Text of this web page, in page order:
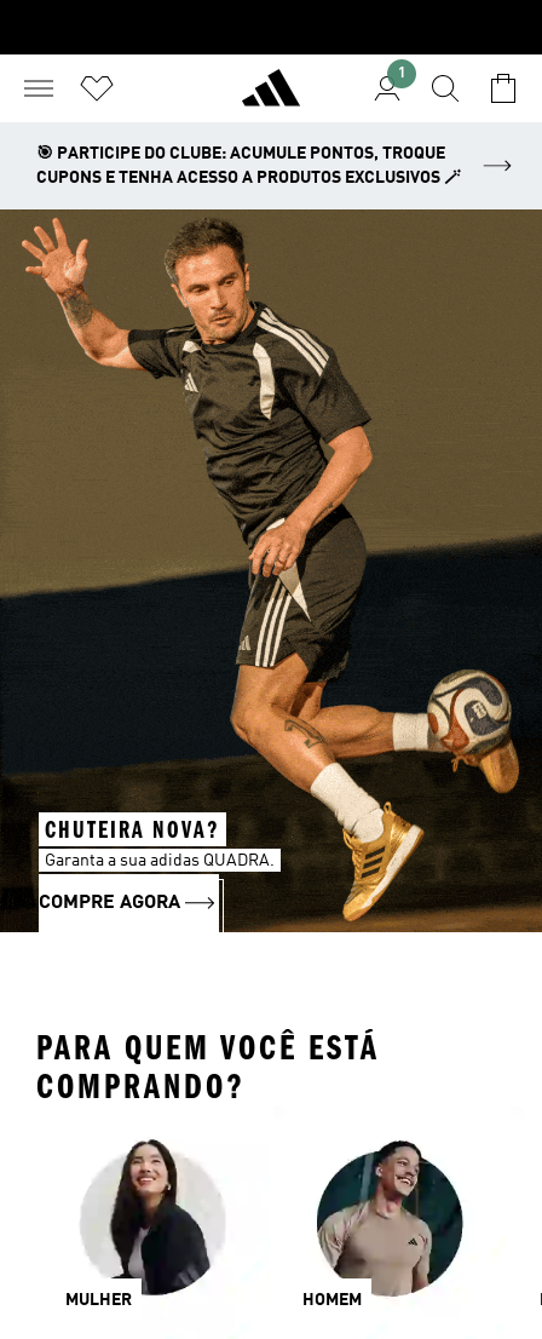
1
🎯 PARTICIPE DO CLUBE: ACUMULE PONTOS, TROQUE
CUPONS E TENHA ACESSO A PRODUTOS EXCLUSIVOS 🪄
CHUTEIRA NOVA?
Garanta a sua adidas QUADRA.
COMPRE AGORA
PARA QUEM VOCÊ ESTÁ
COMPRANDO?
MULHER HOMEM